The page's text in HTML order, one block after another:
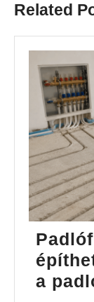
Related
a